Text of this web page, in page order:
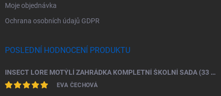
Moje objednávka
Ochrana osobních údajů GDPR
POSLEDNÍ HODNOCENÍ PRODUKTU
INSECT LORE MOTÝLÍ ZAHRÁDKA KOMPLETNÍ ŠKOLNÍ SADA (33 HOUSENEK)
EVA ČECHOVÁ